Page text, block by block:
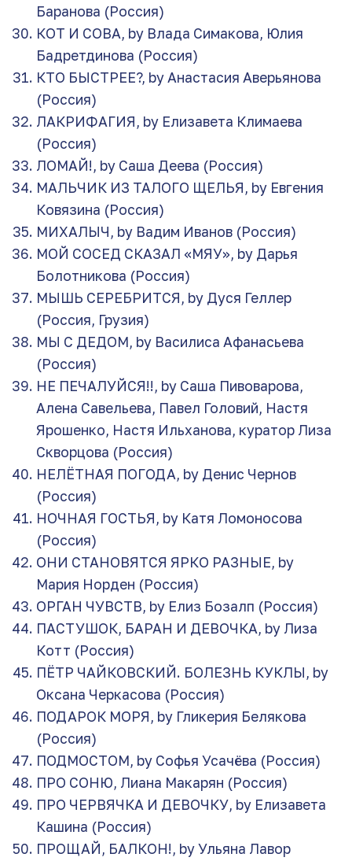
Баранова (Россия)
КОТ И СОВА, by Влада Симакова, Юлия
Бадретдинова (Россия)
КТО БЫСТРЕЕ?, by Анастасия Аверьянова
(Россия)
ЛАКРИФАГИЯ, by Елизавета Климаева
(Россия)
ЛОМАЙ!, by Саша Деева (Россия)
МАЛЬЧИК ИЗ ТАЛОГО ЩЕЛЬЯ, by Евгения
Ковязина (Россия)
МИХАЛЫЧ, by Вадим Иванов (Россия)
МОЙ СОСЕД СКАЗАЛ «МЯУ», by Дарья
Болотникова (Россия)
МЫШЬ СЕРЕБРИТСЯ, by Дуся Геллер
(Россия, Грузия)
МЫ С ДЕДОМ, by Василиса Афанасьева
(Россия)
НЕ ПЕЧАЛУЙСЯ!!, by Саша Пивоварова,
Алена Савельева, Павел Головий, Настя
Ярошенко, Настя Ильханова, куратор Лиза
Скворцова (Россия)
НЕЛЁТНАЯ ПОГОДА, by Денис Чернов
(Россия)
НОЧНАЯ ГОСТЬЯ, by Катя Ломоносова
(Россия)
ОНИ СТАНОВЯТСЯ ЯРКО РАЗНЫЕ, by
Мария Норден (Россия)
ОРГАН ЧУВСТВ, by Елиз Бозалп (Россия)
ПАСТУШОК, БАРАН И ДЕВОЧКА, by Лиза
Котт (Россия)
ПЁТР ЧАЙКОВСКИЙ. БОЛЕЗНЬ КУКЛЫ, by
Оксана Черкасова (Россия)
ПОДАРОК МОРЯ, by Гликерия Белякова
(Россия)
ПОДМОСТОМ, by Софья Усачёва (Россия)
ПРО СОНЮ, Лиана Макарян (Россия)
ПРО ЧЕРВЯЧКА И ДЕВОЧКУ, by Елизавета
Кашина (Россия)
ПРОЩАЙ, БАЛКОН!, by Ульяна Лавор